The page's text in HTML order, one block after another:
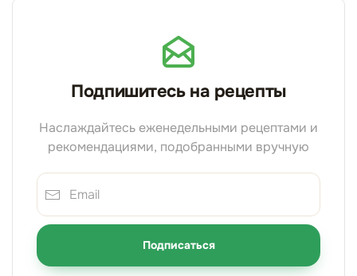
Подпишитесь на рецепты
Наслаждайтесь еженедельными рецептами и
рекомендациями, подобранными вручную
Подписаться